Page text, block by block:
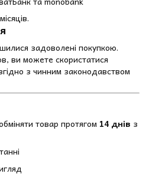
задоволені покупкою.
ви можете скористатися
з чинним законодавством
товар протягом 14 днів з